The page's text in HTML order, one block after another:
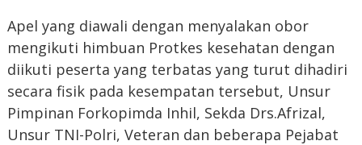
Apel yang diawali dengan menyalakan obor
mengikuti himbuan Protkes kesehatan dengan
diikuti peserta yang terbatas yang turut dihadiri
secara fisik pada kesempatan tersebut, Unsur
Pimpinan Forkopimda Inhil, Sekda Drs.Afrizal,
Unsur TNI-Polri, Veteran dan beberapa Pejabat